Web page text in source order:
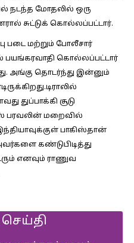
நடந்த மோதலில் ஒரு
சுட்டுக் கொல்லப்பட்டார்.
படை மற்றும் போலீசார்
கொல்லப்பட்டார்
அங்கு தொடர்ந்து இன்னும்
துப்பாக்கி சூடு
பரவலின் மறைவில்
பாகிஸ்தான்
கண்டுபிடித்து
எனவும் ராணுவ